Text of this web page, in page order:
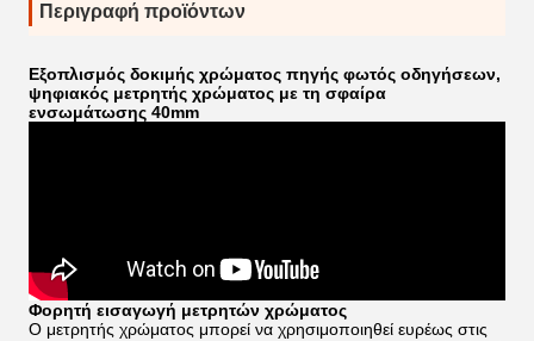
Περιγραφή προϊόντων
Εξοπλισμός δοκιμής χρώματος πηγής φωτός οδηγήσεων,
ψηφιακός μετρητής χρώματος με τη σφαίρα
ενσωμάτωσης 40mm
Φορητή εισαγωγή μετρητών χρώματος
Ο μετρητής χρώματος μπορεί να χρησιμοποιηθεί ευρέως στις